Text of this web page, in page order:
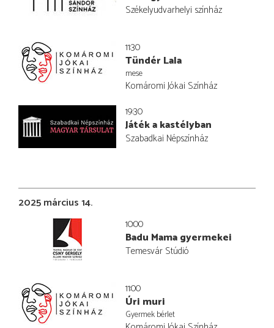
Székelyudvarhelyi színház
11:30
Tündér Lala
mese
Komáromi Jókai Színház
19:30
Játék a kastélyban
Szabadkai Népszínház
2025 március 14.
10:00
Badu Mama gyermekei
Temesvár Stúdió
11:00
Úri muri
Gyermek bérlet